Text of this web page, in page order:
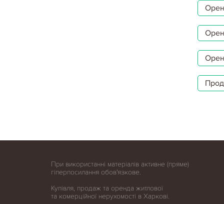
При використанні матеріалів активне (пряме)
гіперпосилання обов'язкове.
Купівля, продаж та оренда житлової
та комерційної нерухомості в Харкові.